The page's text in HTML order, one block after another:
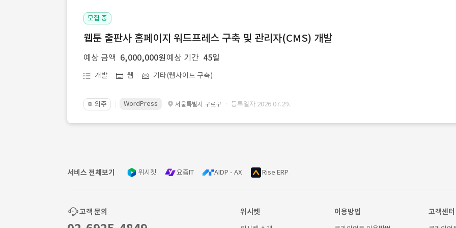
모집 중
웹툰 출판사 홈페이지 워드프레스 구축 및 관리자(CMS) 개발
예상 금액 6,000,000원 예상 기간 45일
개발 웹 기타(웹사이트 구축)
📔 외주 WordPress 서울특별시 구로구 · 등록일자 2026.07.29.
서비스 전체보기 위시켓 요즘IT AIDP - AX Rise ERP
고객 문의 위시켓 이용방법 고객센터